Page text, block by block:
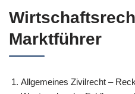
Marktführer
Allgemeines Zivilrecht –